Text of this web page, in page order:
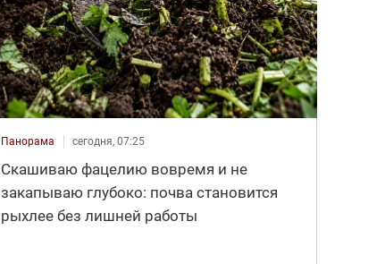
Панорама сегодня, 07:25
Скашиваю фацелию вовремя и не
закапываю глубоко: почва становится
рыхлее без лишней работы